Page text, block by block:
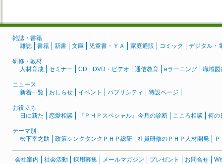
雑誌・書籍
雑誌
書籍 新書 文庫 児童書・ＹＡ 家庭通販 コミック デジタル・
研修・教材
人材育成
セミナー CD DVD・ビデオ 通信教育 eラーニング 職域図
ニュース
新着一覧
おしらせ イベント パブリシティ 特設ページ
お役立ち
日に新た
恋愛相談 『ＰＨＰスペシャル』今月の診断 こころ相談 何の
テーマ別
松下幸之助
政策シンクタンクＰＨＰ総研 社員研修のＰＨＰ人材開発
会社案内 社会活動 採用募集 メールマガジン プレゼント お問合せ